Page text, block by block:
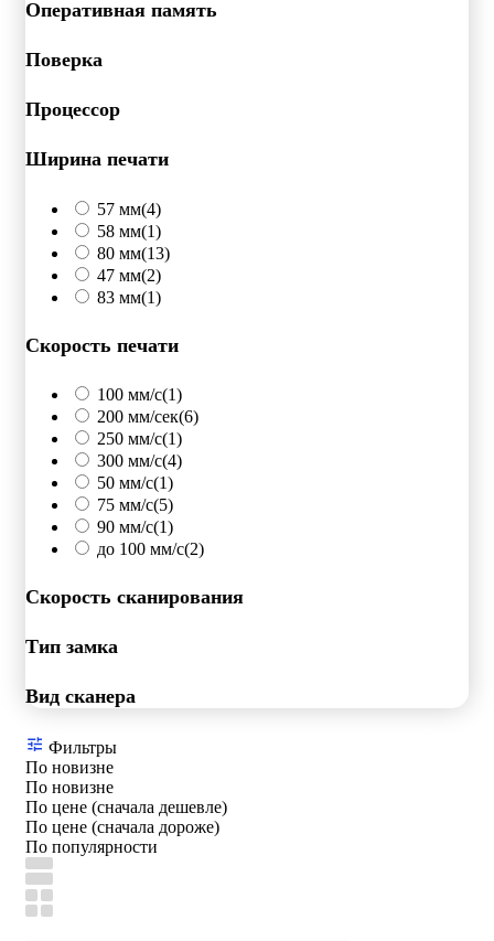
Оперативная память
Поверка
Процессор
Ширина печати
57 мм(4)
58 мм(1)
80 мм(13)
47 мм(2)
83 мм(1)
Скорость печати
100 мм/с(1)
200 мм/сек(6)
250 мм/c(1)
300 мм/с(4)
50 мм/с(1)
75 мм/с(5)
90 мм/с(1)
до 100 мм/с(2)
Скорость сканирования
Тип замка
Вид сканера
Фильтры
По новизне
По новизне
По цене (сначала дешевле)
По цене (сначала дороже)
По популярности